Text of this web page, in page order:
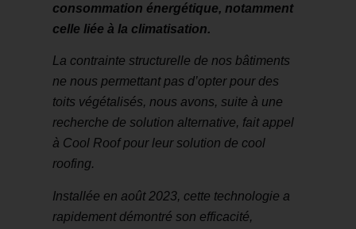
consommation énergétique, notamment
celle liée à la climatisation.
La contrainte structurelle de nos bâtiments
ne nous permettant pas d’opter pour des
toits végétalisés, nous avons, suite à une
recherche de solution alternative, fait appel
à Cool Roof pour leur solution de cool
roofing.
Installée en août 2023, cette technologie a
rapidement démontré son efficacité,